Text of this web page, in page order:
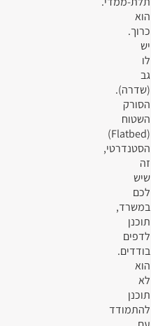
הוא
כרוך.
יש
לו
גב
(שדרה).
הסורק
השטוח
(Flatbed)
הסטנדרטי,
זה
שיש
לכם
במשרד,
תוכנן
לדפים
בודדים.
הוא
לא
תוכנן
להתמודד